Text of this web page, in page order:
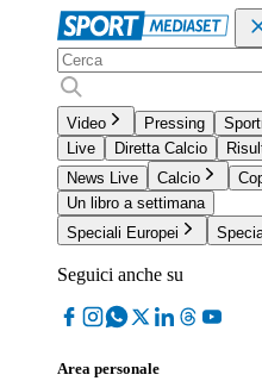
Video Pressing
Live
Diretta Calcio
News Live
Calcio
Un libro a settimana
Speciali Europei
Seguici anche su
Area personale